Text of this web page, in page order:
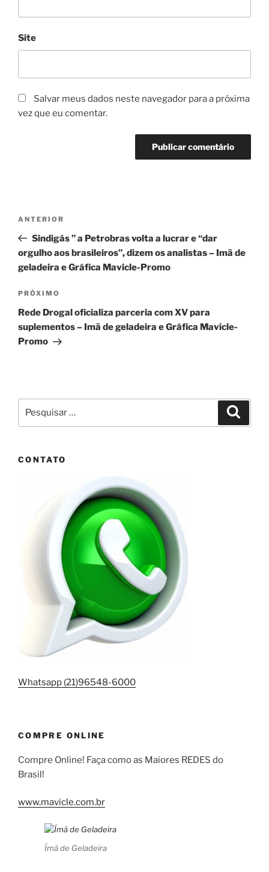
Site
Salvar meus dados neste navegador para a próxima
vez que eu comentar.
Post
Post
anterior
ANTERIOR
Sindigás ” a Petrobras volta a lucrar e “dar
orgulho aos brasileiros”, dizem os analistas – Imã de
geladeira e Gráfica Mavicle-Promo
Próximo
post
PRÓXIMO
Rede Drogal oficializa parceria com XV para
suplementos – Imã de geladeira e Gráfica Mavicle-
Promo
por:
CONTATO
Whatsapp (21)96548-6000
COMPRE ONLINE
Compre Online! Faça como as Maiores REDES do
Brasil!
www.mavicle.com.br
Ímã de Geladeira